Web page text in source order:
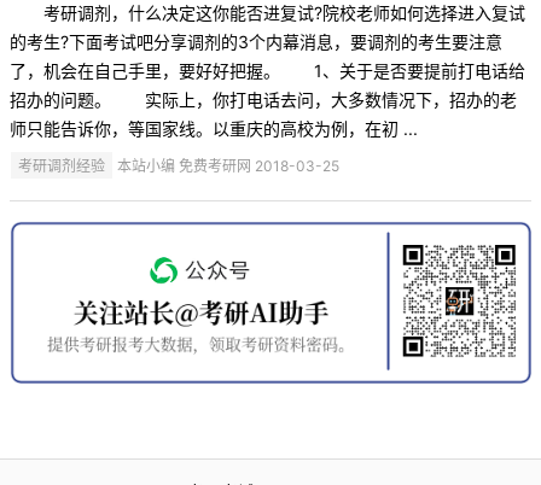
考研调剂，什么决定这你能否进复试?院校老师如何选择进入复试
的考生?下面考试吧分享调剂的3个内幕消息，要调剂的考生要注意
了，机会在自己手里，要好好把握。 1、关于是否要提前打电话给
招办的问题。 实际上，你打电话去问，大多数情况下，招办的老
师只能告诉你，等国家线。以重庆的高校为例，在初 ...
考研调剂经验 本站小编 免费考研网 2018-03-25